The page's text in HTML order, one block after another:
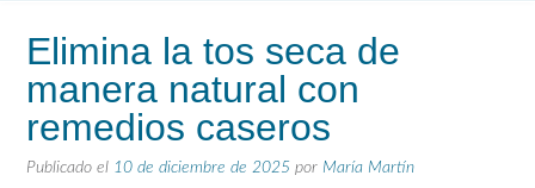
Elimina la tos seca de
manera natural con
remedios caseros
Publicado el 10 de diciembre de 2025 por María Martín